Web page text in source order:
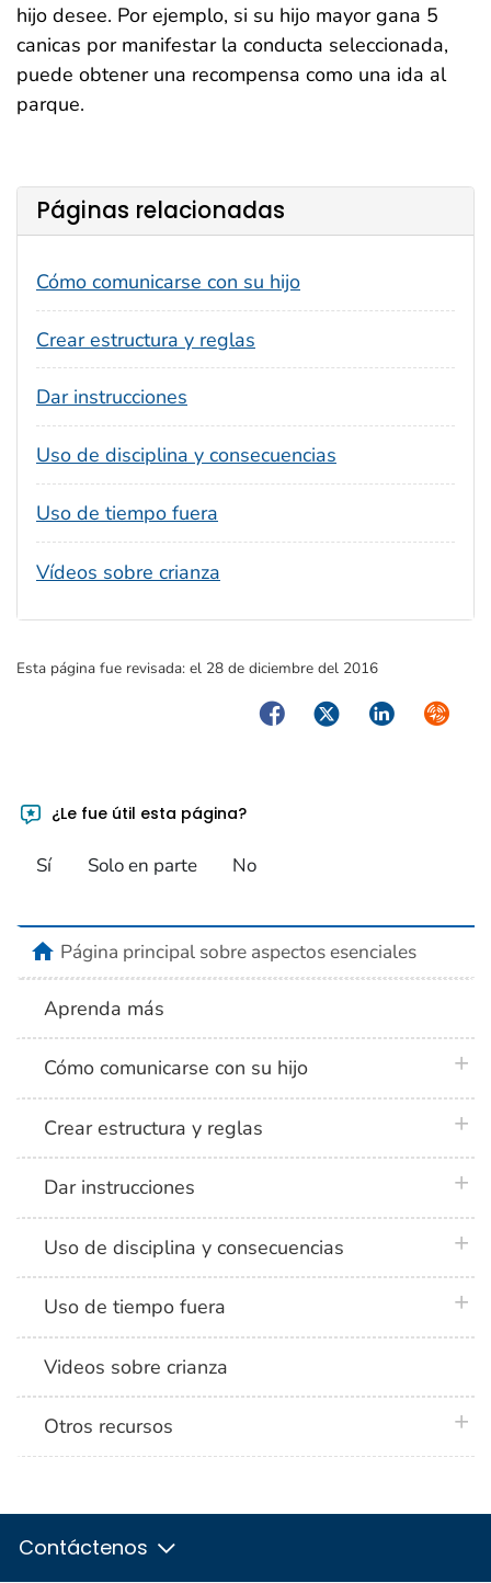
hijo desee. Por ejemplo, si su hijo mayor gana 5
canicas por manifestar la conducta seleccionada,
puede obtener una recompensa como una ida al
parque.
Páginas relacionadas
Cómo comunicarse con su hijo
Crear estructura y reglas
Dar instrucciones
Uso de disciplina y consecuencias
Uso de tiempo fuera
Vídeos sobre crianza
Esta página fue revisada: el 28 de diciembre del 2016
FacebookTwitterLinkedIn
¿Le fue útil esta página?
Sí Solo en parte No
homePágina principal sobre aspectos esenciales
Aprenda más
Cómo comunicarse con su hijo
Crear estructura y reglas
Dar instrucciones
Uso de disciplina y consecuencias
Uso de tiempo fuera
Videos sobre crianza
Otros recursos
Contáctenos